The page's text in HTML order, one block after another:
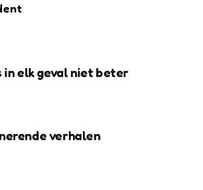
in elk geval niet beter
verhalen